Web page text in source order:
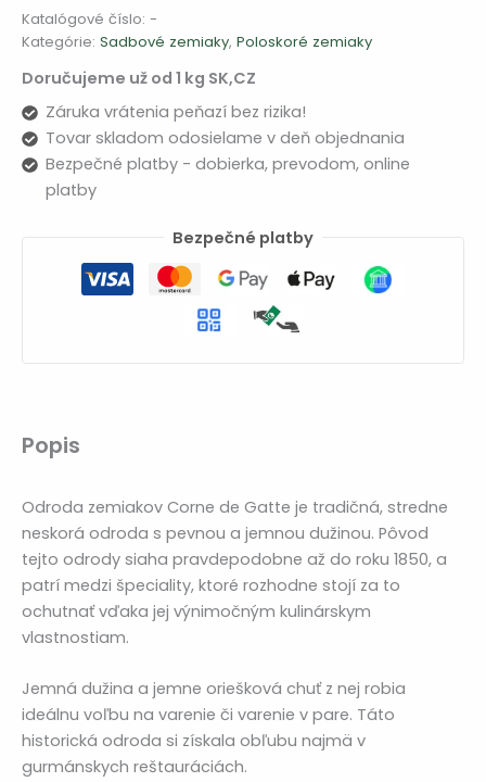
Alternative:
Katalógové číslo: -
Kategórie: Sadbové zemiaky, Poloskoré zemiaky
Doručujeme už od 1 kg SK,CZ
Záruka vrátenia peňazí bez rizika!
Tovar skladom odosielame v deň objednania
Bezpečné platby - dobierka, prevodom, online
platby
Bezpečné platby
Popis
Odroda zemiakov Corne de Gatte je tradičná, stredne
neskorá odroda s pevnou a jemnou dužinou. Pôvod
tejto odrody siaha pravdepodobne až do roku 1850, a
patrí medzi špeciality, ktoré rozhodne stojí za to
ochutnať vďaka jej výnimočným kulinárskym
vlastnostiam.
Jemná dužina a jemne oriešková chuť z nej robia
ideálnu voľbu na varenie či varenie v pare. Táto
historická odroda si získala obľubu najmä v
gurmánskych reštauráciách.